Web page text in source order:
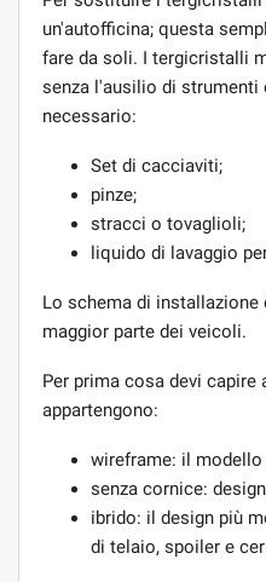
un'autofficina; questa
fare da soli. I tergicristalli
senza l'ausilio di
necessario:
Set di cacciaviti;
pinze;
stracci o tovaglioli;
liquido di lavaggio
Lo schema di
maggior parte dei veicoli.
Per prima cosa devi
appartengono:
wireframe: il modello
senza cornice:
ibrido: il design più
di telaio, spoiler e